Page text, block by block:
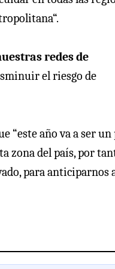
redes de
el riesgo de
“este año va a ser un
zona del país, por
para anticiparnos